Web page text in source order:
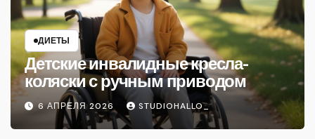
ДИЕТЫ
Детские инвалидные кресла-
коляски с ручным приводом
6 АПРЕЛЯ 2026 STUDIOHALLO_